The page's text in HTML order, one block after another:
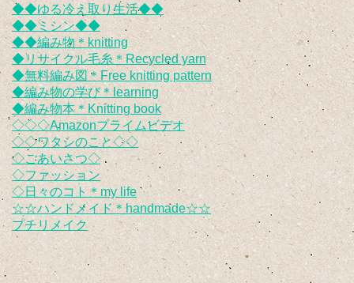
◆◆ゆる冷え取り生活◆◆
◆◆ミシン◆◆
◆◆編み物＊knitting
◆リサイクル毛糸＊Recycled yarn
◆無料編み図＊Free knitting pattern
◆編み物の学び＊learning
◆編み物本＊Knitting book
◇◇◇Amazonプライムビデオ
◇◇ワタシのこと◇◇
◇ごあいさつ◇
◇ファッション
◇日々のコト＊my life
☆☆ハンドメイド＊handmade☆☆
プチリメイク